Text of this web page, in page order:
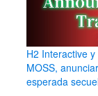
H2 Interactive
MOSS,
esperada